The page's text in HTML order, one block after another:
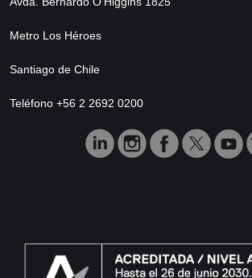
Metro Los Héroes
Santiago de Chile
Teléfono +56 2 2692 0200